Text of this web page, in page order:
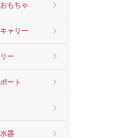
もちゃ
ャリー
ー
ート
器